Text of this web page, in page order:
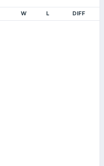
W L DIFF